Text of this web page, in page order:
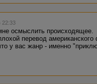
22:33
осмыслить происходящее.
перевод
у вас жанр - именно